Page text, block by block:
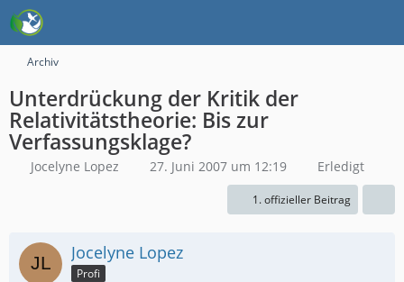
Archiv
Unterdrückung der Kritik der
Relativitätstheorie: Bis zur
Verfassungsklage?
Jocelyne Lopez 27. Juni 2007 um 12:19 Erledigt
1. offizieller Beitrag
Jocelyne Lopez
Profi